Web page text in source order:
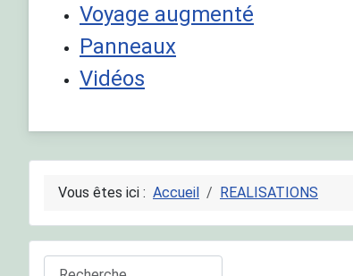
Voyage augmenté
Panneaux
Vidéos
Vous êtes ici : Accueil REALISATIONS